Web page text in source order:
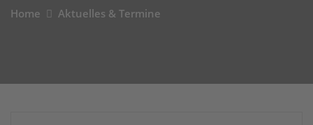
Home Aktuelles & Termine